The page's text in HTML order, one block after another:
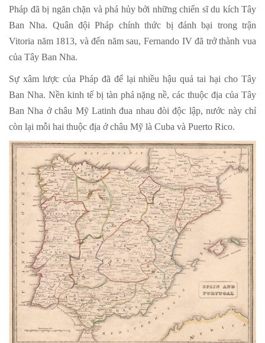
Pháp đã bị ngăn chặn và phá hủy bởi những chiến sĩ du kích Tây
Ban Nha. Quân đội Pháp chính thức bị đánh bại trong trận
Vitoria năm 1813, và đến năm sau, Fernando IV đã trở thành vua
của Tây Ban Nha.
Sự xâm lược của Pháp đã để lại nhiều hậu quả tai hại cho Tây
Ban Nha. Nền kinh tế bị tàn phá nặng nề, các thuộc địa của Tây
Ban Nha ở châu Mỹ Latinh đua nhau đòi độc lập, nước này chỉ
còn lại mỗi hai thuộc địa ở châu Mỹ là Cuba và Puerto Rico.